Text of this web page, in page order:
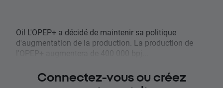
Oil L'OPEP+ a décidé de maintenir sa politique
d'augmentation de la production. La production de
l'OPEP+ augmentera de 400 000 bpj...
Connectez-vous ou créez